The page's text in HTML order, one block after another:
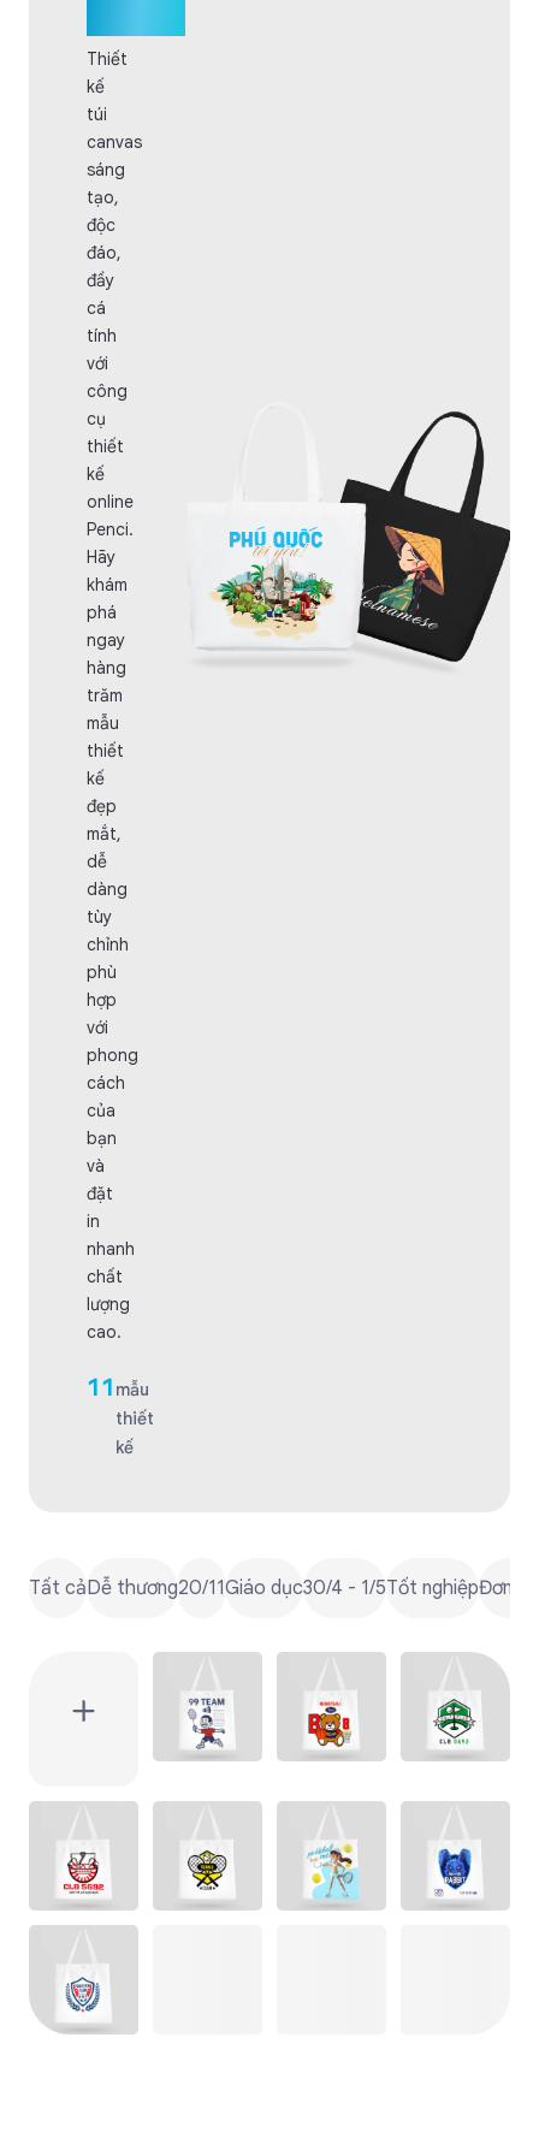
Thiết
kế
túi
canvas
sáng
tạo,
độc
đáo,
đầy
cá
tính
với
công
cụ
thiết
kế
online
Penci.
Hãy
khám
phá
ngay
hàng
trăm
mẫu
thiết
kế
đẹp
mắt,
dễ
dàng
tùy
chỉnh
phù
hợp
với
phong
cách
của
bạn
và
đặt
in
nhanh
chất
lượng
cao.
11 mẫu
thiết
kế
Tất cảDễ thương20/11Giáo dục30/4 - 1/5Tốt nghiệpĐơn